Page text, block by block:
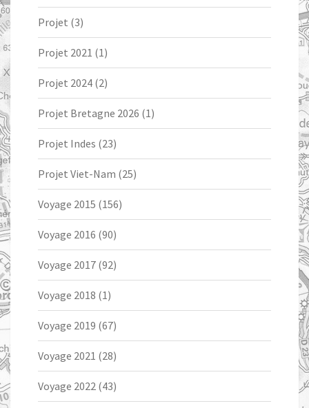
Projet (3)
Projet 2021 (1)
Projet 2024 (2)
Projet Bretagne 2026 (1)
Projet Indes (23)
Projet Viet-Nam (25)
Voyage 2015 (156)
Voyage 2016 (90)
Voyage 2017 (92)
Voyage 2018 (1)
Voyage 2019 (67)
Voyage 2021 (28)
Voyage 2022 (43)